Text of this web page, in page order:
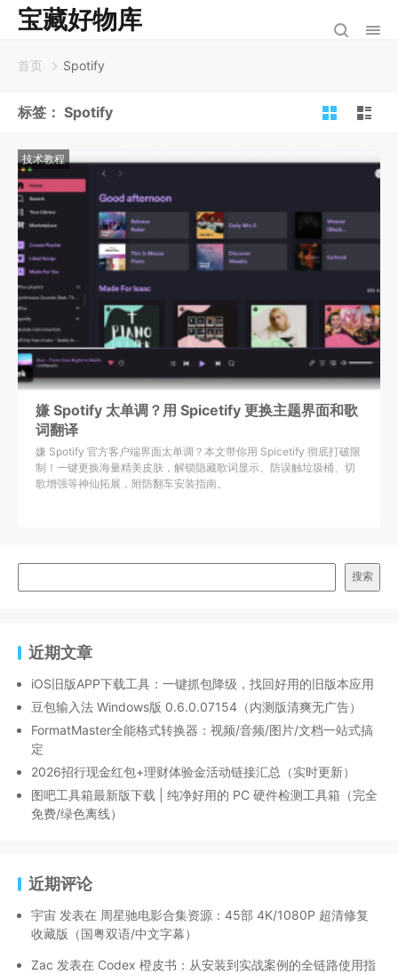
宝藏好物库
首页 Spotify
标签： Spotify
技术教程
嫌 Spotify 太单调？用 Spicetify 更换主题界面和歌
词翻译
嫌 Spotify 官方客户端界面太单调？本文带你用 Spicetify 彻底打破限
制！一键更换海量精美皮肤，解锁隐藏歌词显示、防误触垃圾桶、切
歌增强等神仙拓展，附防翻车安装指南。
搜索
近期文章
iOS旧版APP下载工具：一键抓包降级，找回好用的旧版本应用
豆包输入法 Windows版 0.6.0.07154（内测版清爽无广告）
FormatMaster全能格式转换器：视频/音频/图片/文档一站式搞
定
2026招行现金红包+理财体验金活动链接汇总（实时更新）
图吧工具箱最新版下载 | 纯净好用的 PC 硬件检测工具箱（完全
免费/绿色离线）
近期评论
宇宙 发表在 周星驰电影合集资源：45部 4K/1080P 超清修复
收藏版（国粤双语/中文字幕）
Zac 发表在 Codex 橙皮书：从安装到实战案例的全链路使用指